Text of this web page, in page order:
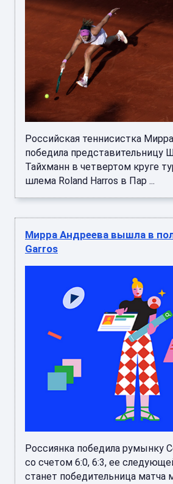
Российская теннисистка
победила представительницу
Тайхманн в четвертом круге
шлема Roland Harros в Пар ...
Мирра Андреева вышла в
Garros
Россиянка победила румынку
со счетом 6:0, 6:3, ее
станет победительница матча